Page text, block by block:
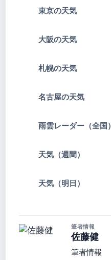
東京の天気
大阪の天気
札幌の天気
名古屋の天気
雨雲レーダー（全国）
天気（週間）
天気（明日）
筆者情報
佐藤健
筆者情報